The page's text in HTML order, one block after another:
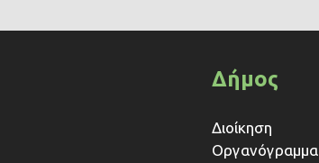
Δήμος
Διοίκηση
Οργανόγραμμα